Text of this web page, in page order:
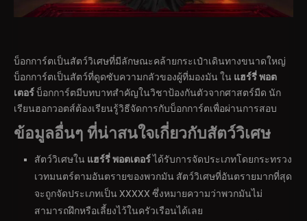
บ็อกการ์ตเป็นสัตว์วิเศษที่มีลักษณะคล้ายกระเป๋าเดินทางขนาดใหญ่
บ็อกการ์ตเป็นสัตว์ที่ดูดซับความกลัวของผู้ที่มองมัน ใน แฮร์รี่ พอต
เตอร์บ็อกการ์ตมีบทบาทสำคัญในวิชาป้องกันตัวจากศาสตร์มืด นัก
เรียนฮอกวอตส์ต้องเรียนรู้วิธีจัดการกับบ็อกการ์ตเพื่อผ่านการสอบ
ข้อมูลอื่นๆ ที่น่าสนใจเกี่ยวกับสัตว์วิเศษ
สัตว์วิเศษใน แฮร์รี่ พอตเตอร์ได้รับการจัดประเภทโดยกระทรวง
เวทมนตร์ตามอันตรายของพวกมัน สัตว์วิเศษที่อันตรายมากที่สุด
จะถูกจัดประเภทเป็น XXXXX ซึ่งหมายความว่าพวกมันไม่
สามารถฝึกหรือเลี้ยงไว้ในครัวเรือนได้เลย